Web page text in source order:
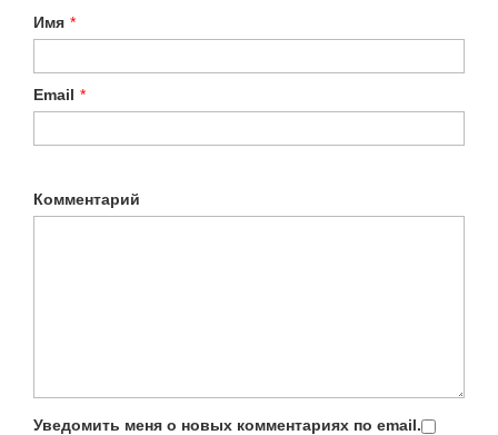
Имя *
Email *
Комментарий
Уведомить меня о новых комментариях по email.